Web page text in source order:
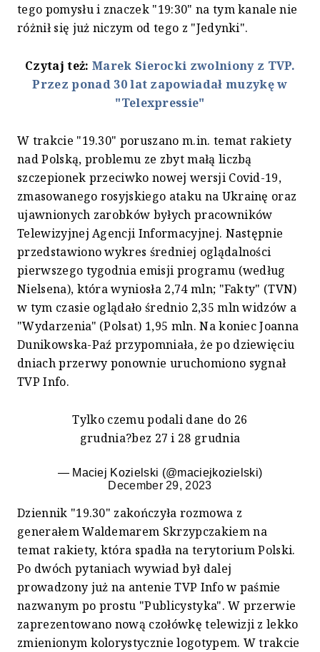
tego pomysłu i znaczek "19:30" na tym kanale nie
różnił się już niczym od tego z "Jedynki".
Czytaj też: Marek Sierocki zwolniony z TVP.
Przez ponad 30 lat zapowiadał muzykę w
"Telexpressie"
W trakcie "19.30" poruszano m.in. temat rakiety
nad Polską, problemu ze zbyt małą liczbą
szczepionek przeciwko nowej wersji Covid-19,
zmasowanego rosyjskiego ataku na Ukrainę oraz
ujawnionych zarobków byłych pracowników
Telewizyjnej Agencji Informacyjnej. Następnie
przedstawiono wykres średniej oglądalności
pierwszego tygodnia emisji programu (według
Nielsena), która wyniosła 2,74 mln; "Fakty" (TVN)
w tym czasie oglądało średnio 2,35 mln widzów a
"Wydarzenia" (Polsat) 1,95 mln. Na koniec Joanna
Dunikowska-Paź przypomniała, że po dziewięciu
dniach przerwy ponownie uruchomiono sygnał
TVP Info.
Tylko czemu podali dane do 26
grudnia?bez 27 i 28 grudnia
— Maciej Kozielski (@maciejkozielski)
December 29, 2023
Dziennik "19.30" zakończyła rozmowa z
generałem Waldemarem Skrzypczakiem na
temat rakiety, która spadła na terytorium Polski.
Po dwóch pytaniach wywiad był dalej
prowadzony już na antenie TVP Info w paśmie
nazwanym po prostu "Publicystyka". W przerwie
zaprezentowano nową czołówkę telewizji z lekko
zmienionym kolorystycznie logotypem. W trakcie